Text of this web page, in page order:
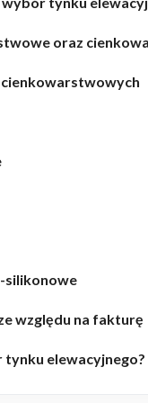
oraz
silikonowe
względu na fakturę
tynku elewacyjnego?